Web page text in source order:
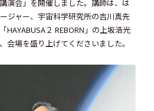
演会」を開催しました。講師は、は
ジャー、宇宙科学研究所の吉川真先
HAYABUSA２ REBORN」の上坂浩光
会場を盛り上げてくださいました。